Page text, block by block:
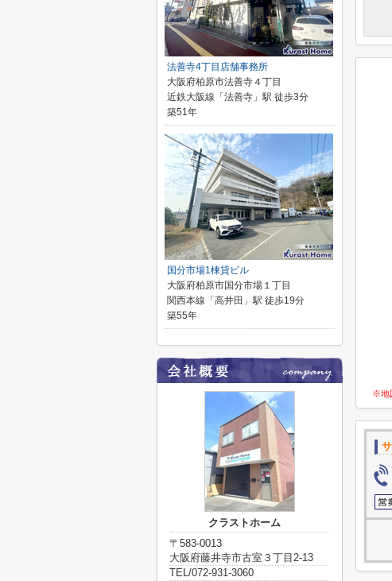
※地
法善寺4丁目店舗事務所
大阪府柏原市法善寺４丁目
近鉄大阪線「法善寺」駅 徒歩3分
築51年
国分市場1棟貸ビル
大阪府柏原市国分市場１丁目
関西本線「高井田」駅 徒歩19分
築55年
クラストホーム
〒583-0013
大阪府藤井寺市古室３丁目2-13
TEL/072-931-3060